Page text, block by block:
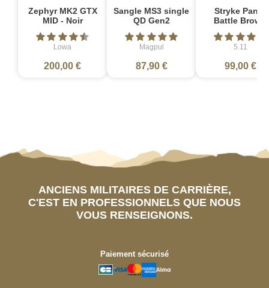
Zephyr MK2 GTX
MID - Noir
Lowa
200,00 €
Sangle MS3 single
QD Gen2
Magpul
87,90 €
Stryke Pant -
Battle Brown
5.11
99,00 €
ANCIENS MILITAIRES DE CARRIÈRE,
C'EST EN PROFESSIONNELS QUE NOUS
VOUS RENSEIGNONS.
Paiement sécurisé